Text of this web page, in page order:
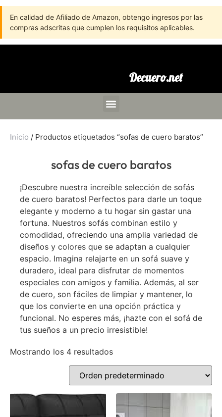
En calidad de Afiliado de Amazon, obtengo ingresos por las
compras adscritas que cumplen los requisitos aplicables.
Decuero.net
Inicio / Productos etiquetados “sofas de cuero baratos”
sofas de cuero baratos
¡Descubre nuestra increíble selección de sofás
de cuero baratos! Perfectos para darle un toque
elegante y moderno a tu hogar sin gastar una
fortuna. Nuestros sofás combinan estilo y
comodidad, ofreciendo una amplia variedad de
diseños y colores que se adaptan a cualquier
espacio. Imagina relajarte en un sofá suave y
duradero, ideal para disfrutar de momentos
especiales con amigos y familia. Además, al ser
de cuero, son fáciles de limpiar y mantener, lo
que los convierte en una opción práctica y
funcional. No esperes más, ¡hazte con el sofá de
tus sueños a un precio irresistible!
Mostrando los 4 resultados